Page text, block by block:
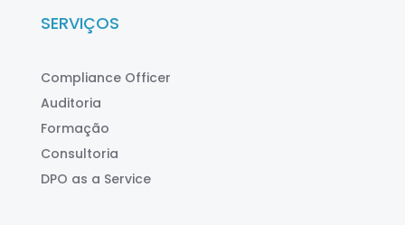
SERVIÇOS
Compliance Officer
Auditoria
Formação
Consultoria
DPO as a Service